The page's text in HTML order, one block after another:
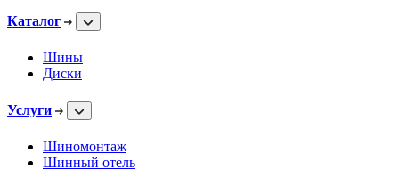
Каталог
Шины
Диски
Услуги
Шиномонтаж
Шинный отель